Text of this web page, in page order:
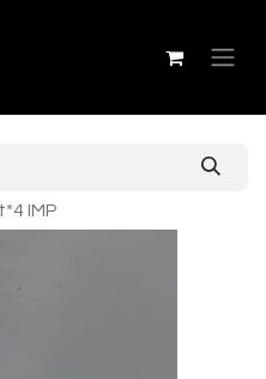
IMP